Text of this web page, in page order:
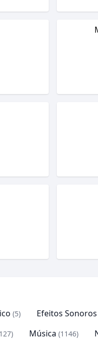
(5) Efeitos Sonoros
Música (1146)